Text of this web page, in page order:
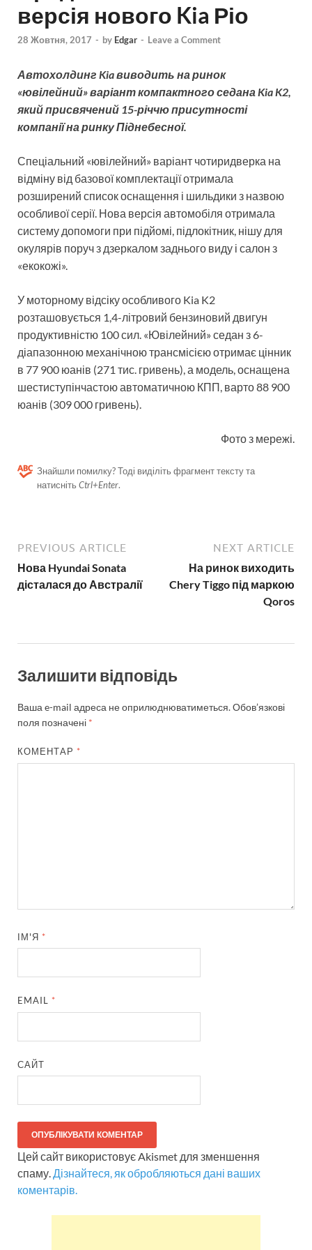
версія нового Kia Ріо
28 Жовтня, 2017 - by Edgar - Leave a Comment
Автохолдинг Kia виводить на ринок
«ювілейний» варіант компактного седана Kia K2,
який присвячений 15-річчю присутності
компанії на ринку Піднебесної.
Спеціальний «ювілейний» варіант чотиридверка на
відміну від базової комплектації отримала
розширений список оснащення і шильдики з назвою
особливої ​​серії. Нова версія автомобіля отримала
систему допомоги при підйомі, підлокітник, нішу для
окулярів поруч з дзеркалом заднього виду і салон з
«екокожі».
У моторному відсіку особливого Kia K2
розташовується 1,4-літровий бензиновий двигун
продуктивністю 100 сил. «Ювілейний» седан з 6-
діапазонною механічною трансмісією отримає цінник
в 77 900 юанів (271 тис. гривень), а модель, оснащена
шестиступінчастою автоматичною КПП, варто 88 900
юанів (309 000 гривень).
Фото з мережі.
Знайшли помилку? Тоді виділіть фрагмент тексту та
натисніть Ctrl+Enter.
PREVIOUS ARTICLE
Нова Hyundai Sonata
дісталася до Австралії
NEXT ARTICLE
На ринок виходить
Chery Tiggo під маркою
Qoros
Залишити відповідь
Ваша e-mail адреса не оприлюднюватиметься.Обов’язкові
поля позначені *
КОМЕНТАР *
ІМ'Я *
EMAIL *
САЙТ
Цей сайт використовує Akismet для зменшення
спаму.Дізнайтеся, як обробляються дані ваших
коментарів.